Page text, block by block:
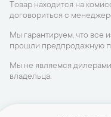
Товар находится на
договориться с
Мы гарантируем, что все
прошли предпродажную
Мы не являемся
владельца.